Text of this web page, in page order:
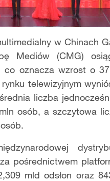
w Chinach
Mediów (CMG)
co oznacza wzrost o
telewizyjnym
liczba
osób, a szczytowa
pośrednictwem
mld odsłon oraz